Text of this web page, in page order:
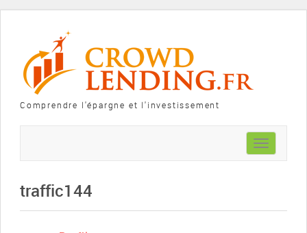
Comprendre l'épargne et l'investissement
Toggle
navigation
traffic144